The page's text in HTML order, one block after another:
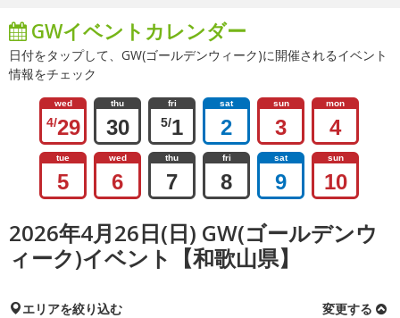
GWイベントカレンダー
日付をタップして、GW(ゴールデンウィーク)に開催されるイベント
情報をチェック
wed
4/29
thu
30
fri
5/1
sat
2
sun
3
mon
4
tue
5
wed
6
thu
7
fri
8
sat
9
sun
10
2026年4月26日(日) GW(ゴールデンウ
ィーク)イベント【和歌山県】
エリアを絞り込む 変更する